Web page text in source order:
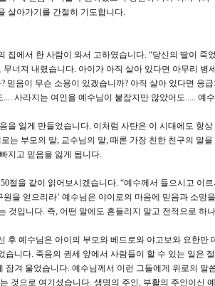
살아가기를 간절히 기도합니다.
집에서 한 사람이 와서 고하였습니다. “당신의 딸이 죽
너져 내렸습니다. 아이가 아직 살아 있다면 아무리 병
믿음이 무슨 소용이 있겠습니까? 아직 살아 있다면 응
사라지는 여인을 예수님이 붙잡지만 않았어도..... 예
을 잃게 만들었습니다. 이처럼 사탄은 이 시대에도 항
는 부모의 말, 교수님의 말, 때론 가장 친한 친구의 말
지고 믿음을 잃게 됩니다.
절을 같이 읽어보시겠습니다. “예수께서 들으시고 이
을 얻으리라’ 예수님은 야이로의 마음에 믿음과 소망
것입니다. 즉, 어떤 말에도 흔들리지 말고 전적으로 하
후 예수님은 아이의 부모와 베드로와 야고보와 요한만
습니다. 죽음의 권세 앞에서 사람들이 할 수 있는 일은
잠겨 울었습니다. 예수님께서 이런 그들에게 위로의 말
것으로 여기셨습니다. 생명의 주인, 부활의 주인이신